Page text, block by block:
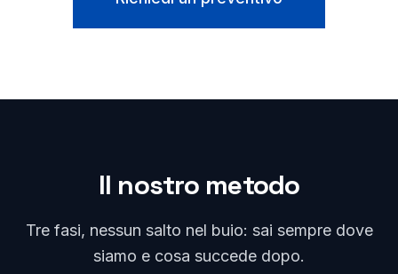
Il nostro metodo
Tre fasi, nessun salto nel buio: sai sempre dove
siamo e cosa succede dopo.